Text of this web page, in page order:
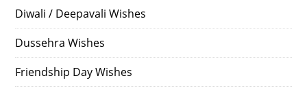
Diwali / Deepavali Wishes
Dussehra Wishes
Friendship Day Wishes